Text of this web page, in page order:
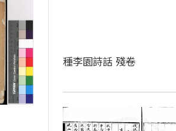
種李園詩話 殘卷